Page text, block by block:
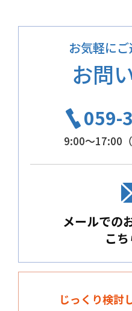
お気軽に
お問
059-
9:00～17:00
メールでの
こ
じっくり検討